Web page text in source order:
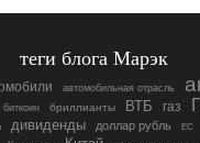
теги блога Марэк
автомобильная отрасль
биткоин бриллианты ВТБ газ
дивиденды доллар рубль ЕС